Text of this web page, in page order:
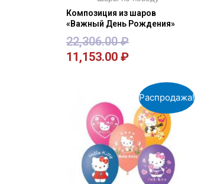
Композиция из шаров
«Важный День Рождения»
22,306.00₽
11,153.00 ₽
Распродажа!